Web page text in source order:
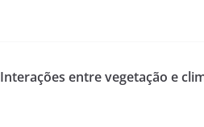
Interações entre vegetação e